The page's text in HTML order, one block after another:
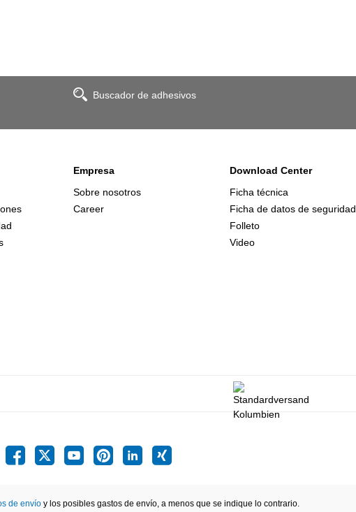
Buscador de adhesivos
Empresa
Sobre nosotros
Career
Download Center
Ficha técnica
Ficha de datos de seguridad
Folleto
Video
de envíoy los posibles gastos de envío, a menos que se indique lo contrario.